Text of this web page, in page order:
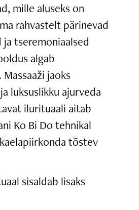
mille aluseks on
rahvastelt pärinevad
tseremoniaalsed
algab
Massaaži jaoks
luksuslikku ajurveda
ilurituaali aitab
Ko Bi Do tehnikal
tõstev
sisaldab lisaks